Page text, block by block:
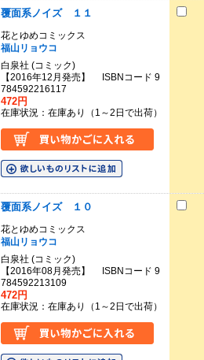
覆面系ノイズ １１
花とゆめコミックス
福山リョウコ
白泉社 (コミック)
【2016年12月発売】 ISBNコード 9
784592216117
472円
在庫状況：在庫あり（1～2日で出荷）
覆面系ノイズ １０
花とゆめコミックス
福山リョウコ
白泉社 (コミック)
【2016年08月発売】 ISBNコード 9
784592213109
472円
在庫状況：在庫あり（1～2日で出荷）